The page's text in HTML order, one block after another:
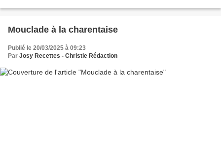
Mouclade à la charentaise
Publié le 20/03/2025 à 09:23
Par Josy Recettes - Christie Rédaction